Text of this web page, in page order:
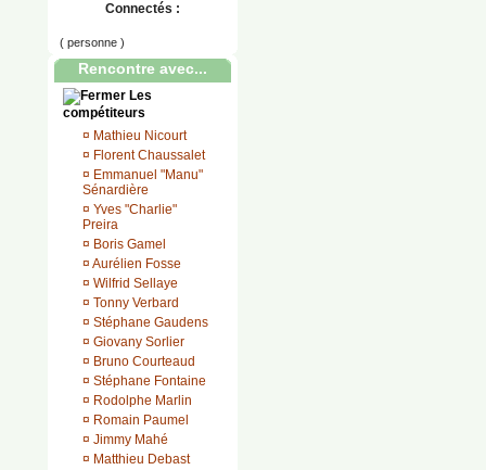
Connectés :
( personne )
Rencontre avec...
Les
compétiteurs
¤ Mathieu Nicourt
¤ Florent Chaussalet
¤ Emmanuel "Manu"
Sénardière
¤ Yves "Charlie"
Preira
¤ Boris Gamel
¤ Aurélien Fosse
¤ Wilfrid Sellaye
¤ Tonny Verbard
¤ Stéphane Gaudens
¤ Giovany Sorlier
¤ Bruno Courteaud
¤ Stéphane Fontaine
¤ Rodolphe Marlin
¤ Romain Paumel
¤ Jimmy Mahé
¤ Matthieu Debast